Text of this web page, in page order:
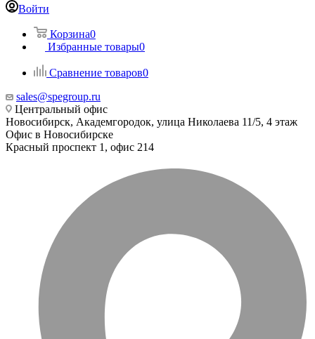
Войти
Корзина0
Избранные товары0
Сравнение товаров0
sales@spegroup.ru
Центральный офис
Новосибирск, Академгородок, улица Николаева 11/5, 4 этаж
Офис в Новосибирске
Красный проспект 1, офис 214